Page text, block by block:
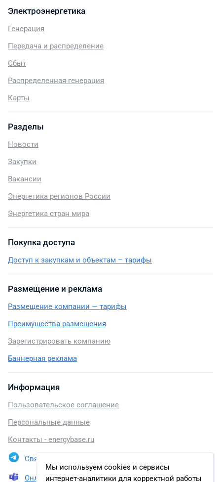
Мы используем cookies и сервисы
интернет-аналитики для корректной работы
Электроэнергетика
Генерация
Передача и распределение
Сбыт
Распределенная генерация
Карты
Разделы
Новости
Закупки
Вакансии
Энергетика регионов России
Энергетика стран мира
Покупка доступа
Доступ к закупкам и объектам – тарифы
Размещение и реклама
Размещение компании — тарифы
Преимущества размещения
Зарегистрировать компанию
Баннерная реклама
Информация
Пользовательское соглашение
Персональные данные
Контакты - energybase.ru
Связаться в Telegram
Онлайн презентация